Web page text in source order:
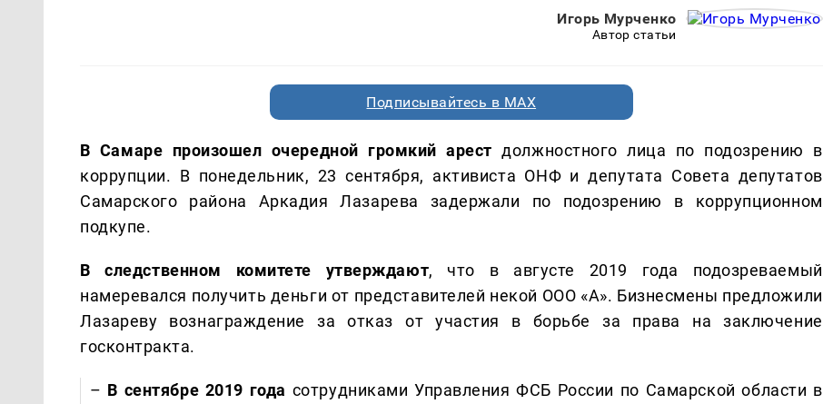
Игорь Мурченко
Автор статьи
Подписывайтесь в MAX
В Самаре произошел очередной громкий арестдолжностного лица по подозрению в
коррупции. В понедельник, 23 сентября, активиста ОНФ и депутата Совета депутатов
Самарского района Аркадия Лазарева задержали по подозрению в коррупционном
подкупе.
В следственном комитете утверждают, что в августе 2019 года подозреваемый
намеревался получить деньги от представителей некой ООО «А». Бизнесмены предложили
Лазареву вознаграждение за отказ от участия в борьбе за права на заключение
госконтракта.
– В сентябре 2019 года сотрудниками Управления ФСБ России по Самарской области в